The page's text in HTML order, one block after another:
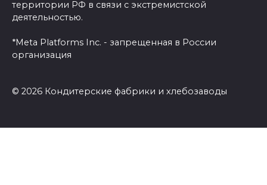
территории РФ в связи с экстремистской
деятельностью.
*Meta Platforms Inc. - запрещенная в России
организация
© 2026 Кондитерские фабрики и хлебозаводы